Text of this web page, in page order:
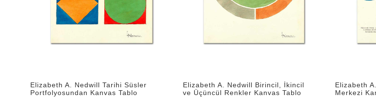
Elizabeth A. Nedwill Tarihi Süsler
Portfolyosundan Kanvas Tablo
Elizabeth A. Nedwill Birincil, İkincil
ve Üçüncül Renkler Kanvas Tablo
Elizabeth
Merkezi